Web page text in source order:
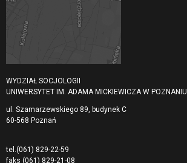
WYDZIAŁ SOCJOLOGII
UNIWERSYTET IM. ADAMA MICKIEWICZA W POZNANIU
ul. Szamarzewskiego 89, budynek C
60-568 Poznań
tel.(061) 829-22-59
faks (061) 829-21-08